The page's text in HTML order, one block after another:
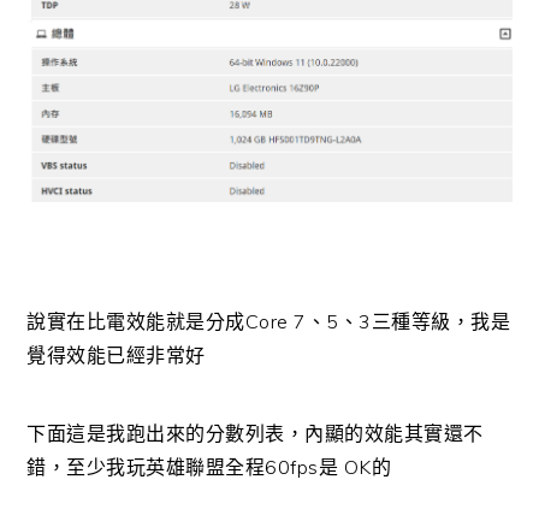
說實在比電效能就是分成Core 7、5、3三種等級，我是
覺得效能已經非常好
下面這是我跑出來的分數列表，內顯的效能其實還不
錯，至少我玩英雄聯盟全程60fps是 OK的